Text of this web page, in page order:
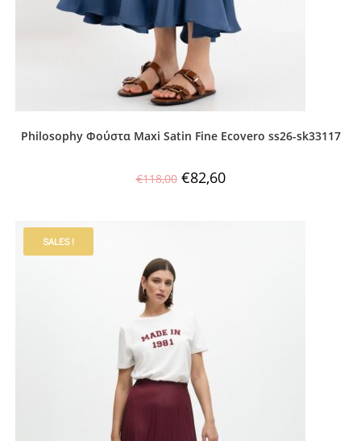
Philosophy Φούστα Maxi Satin Fine Ecovero ss26-sk33117
€118,00 €82,60
SALES !